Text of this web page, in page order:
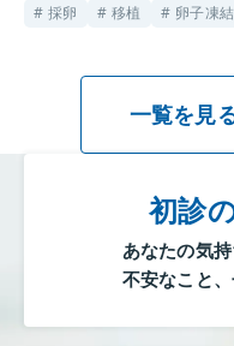
# 採卵 # 移植 # 卵子凍結
一覧を見
初診
あなたの気
不安なこと